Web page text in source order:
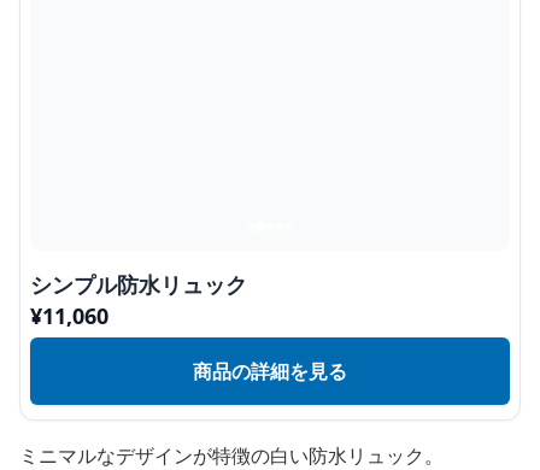
シンプル防水リュック
¥11,060
商品の詳細を見る
ミニマルなデザインが特徴の白い防水リュック。